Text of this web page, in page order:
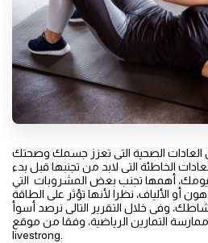
العادات الصحية التى تعزز جسمك وصحتك
الخاطئة التى لابد من تجنبها قبل بدء
يومك، أهمها تجنب بعض المشروبات التي
أو الألياف، نظرا لأنها تؤثر على الطاقة
وفى خلال التقرير التالى نرصد أسوأ
التمارين الرياضية، وفقا من موقع
livestrong.